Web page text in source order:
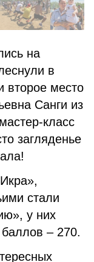
на
в
второе место
Санги из
класс
загляденье
стали
у них
– 270.